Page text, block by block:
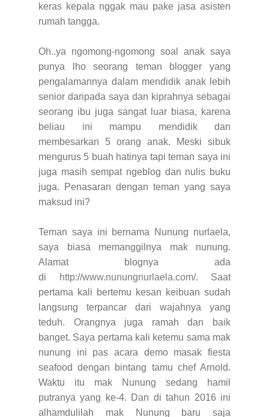
keras kepala nggak mau pake jasa asisten
rumah tangga.
Oh..ya ngomong-ngomong soal anak saya
punya lho seorang teman blogger yang
pengalamannya dalam mendidik anak lebih
senior daripada saya dan kiprahnya sebagai
seorang ibu juga sangat luar biasa, karena
beliau ini mampu mendidik dan
membesarkan 5 orang anak. Meski sibuk
mengurus 5 buah hatinya tapi teman saya ini
juga masih sempat ngeblog dan nulis buku
juga. Penasaran dengan teman yang saya
maksud ini?
Teman saya ini bernama Nunung nurlaela,
saya biasa memanggilnya mak nunung.
Alamat blognya ada
di
http://www.nunungnurlaela.com/. Saat
pertama kali bertemu kesan keibuan sudah
langsung terpancar dari wajahnya yang
teduh. Orangnya juga ramah dan baik
banget. Saya pertama kali ketemu sama mak
nunung ini pas acara demo masak fiesta
seafood dengan bintang tamu chef Arnold.
Waktu itu mak Nunung sedang hamil
putranya yang ke-4. Dan di tahun 2016 ini
alhamdulilah mak Nunung baru saja